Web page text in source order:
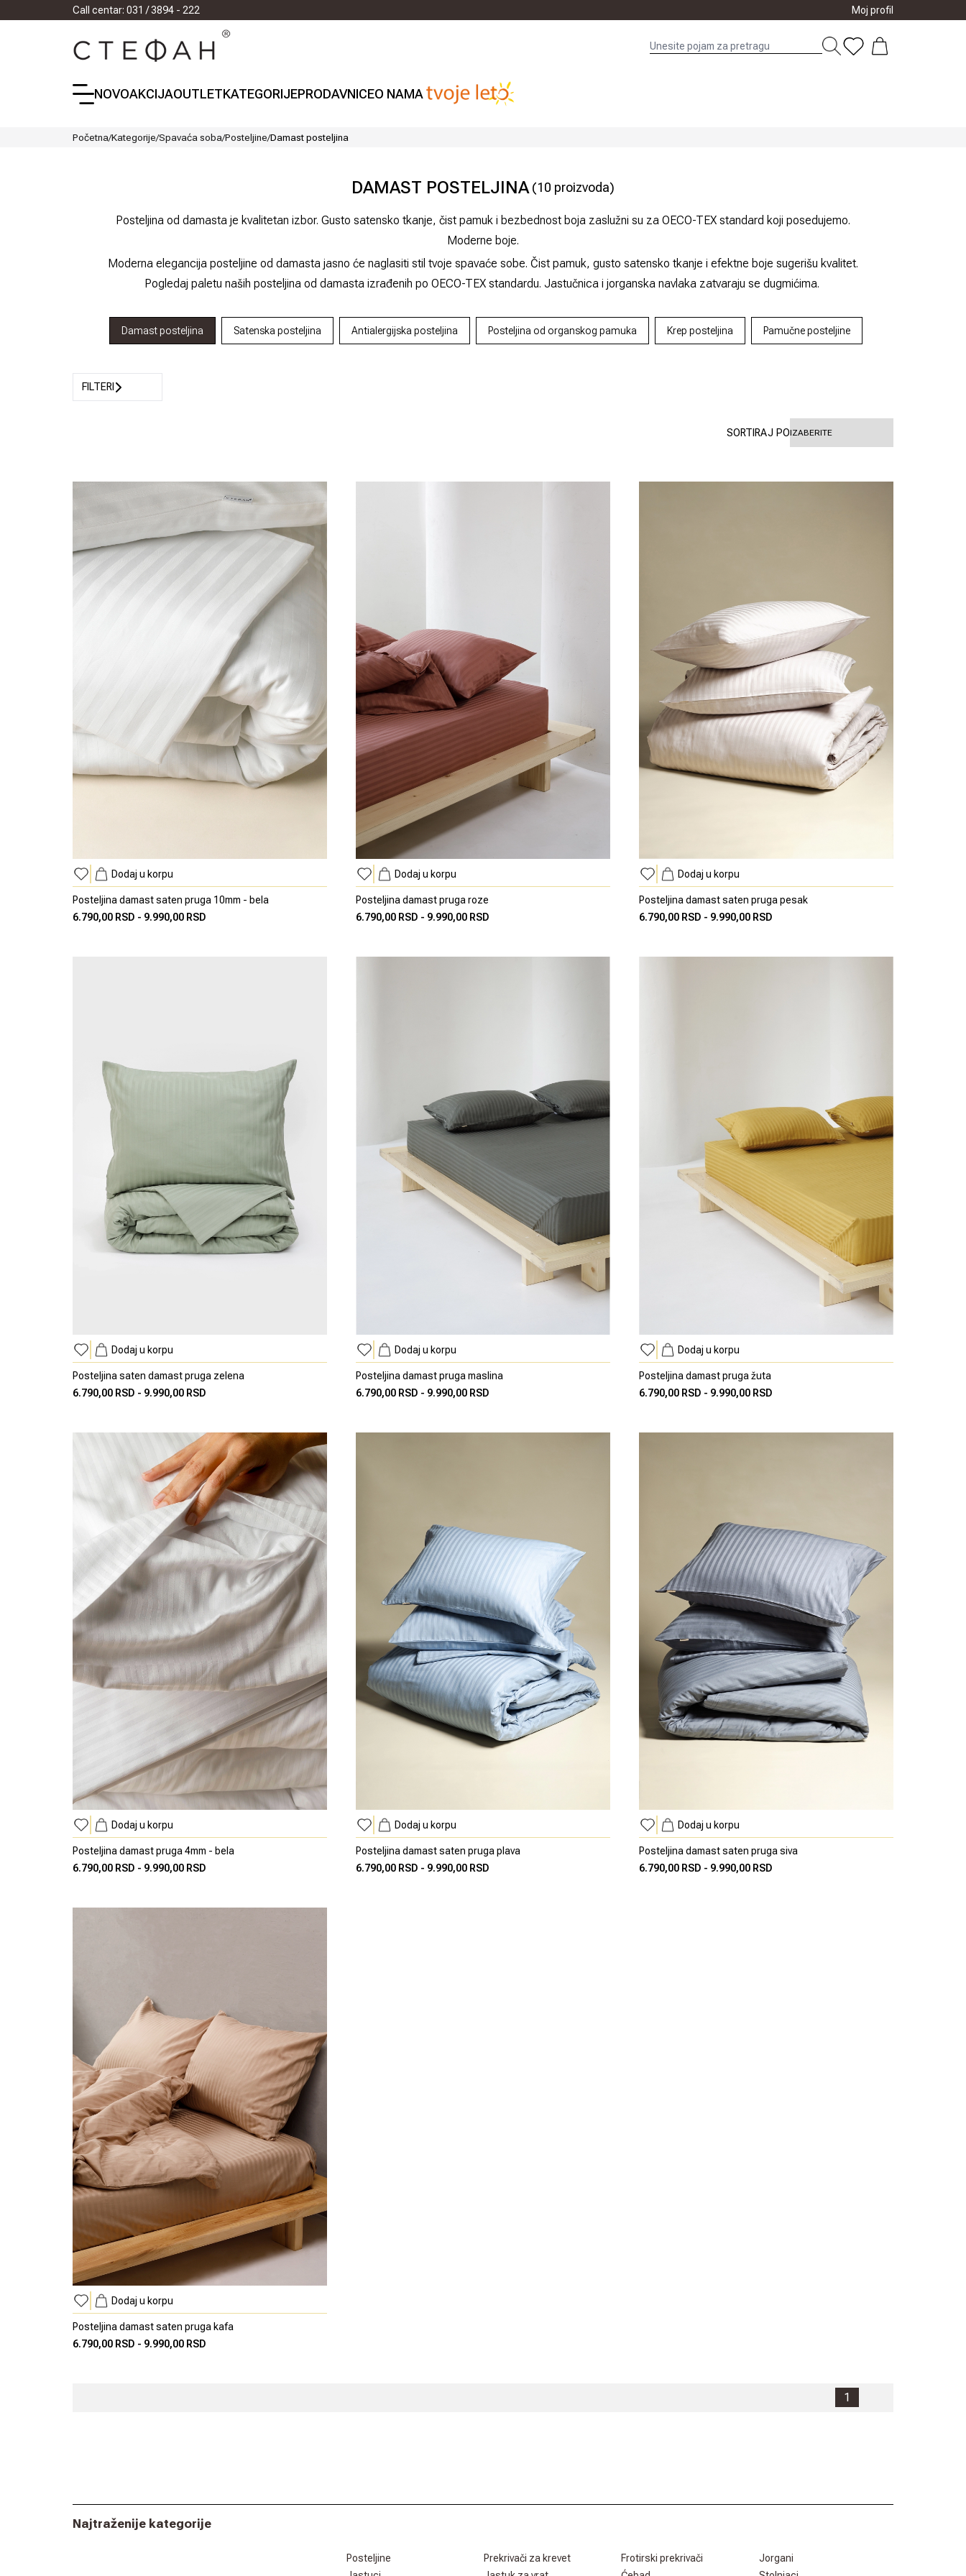
Call centar: 031 / 3894 - 222 Moj profil
NOVOAKCIJAOUTLETKATEGORIJEPRODAVNICEO NAMA
Početna/Kategorije/Spavaća soba/Posteljine/Damast posteljina
DAMAST POSTELJINA (10 proizvoda)
Posteljina od damasta je kvalitetan izbor. Gusto satensko tkanje, čist pamuk i bezbednost boja zaslužni su za OECO-TEX standard koji posedujemo.
Moderne boje.
Moderna elegancija posteljine od damasta jasno će naglasiti stil tvoje spavaće sobe. Čist pamuk, gusto satensko tkanje i efektne boje sugerišu kvalitet.
Pogledaj paletu naših posteljina od damasta izrađenih po OECO-TEX standardu. Jastučnica i jorganska navlaka zatvaraju se dugmićima.
Damast posteljina Satenska posteljina Antialergijska posteljina Posteljina od organskog pamuka Krep posteljina Pamučne posteljine
FILTERI
SORTIRAJ PO
Dodaj u korpu
Posteljina damast saten pruga 10mm - bela
6.790,00 RSD - 9.990,00 RSD
Dodaj u korpu
Posteljina damast pruga roze
6.790,00 RSD - 9.990,00 RSD
Dodaj u korpu
Posteljina damast saten pruga pesak
6.790,00 RSD - 9.990,00 RSD
Dodaj u korpu
Posteljina saten damast pruga zelena
6.790,00 RSD - 9.990,00 RSD
Dodaj u korpu
Posteljina damast pruga maslina
6.790,00 RSD - 9.990,00 RSD
Dodaj u korpu
Posteljina damast pruga žuta
6.790,00 RSD - 9.990,00 RSD
Dodaj u korpu
Posteljina damast pruga 4mm - bela
6.790,00 RSD - 9.990,00 RSD
Dodaj u korpu
Posteljina damast saten pruga plava
6.790,00 RSD - 9.990,00 RSD
Dodaj u korpu
Posteljina damast saten pruga siva
6.790,00 RSD - 9.990,00 RSD
Dodaj u korpu
Posteljina damast saten pruga kafa
6.790,00 RSD - 9.990,00 RSD
1
Najtraženije kategorije
Posteljine Prekrivači za krevet Frotirski prekrivači
Jorgani